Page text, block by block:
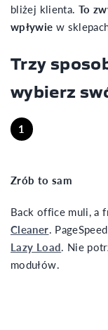
bliżej klienta. To
wpływie w
Trzy
wybierz
1
Zrób to sam
Back office muli, a
Cleaner.
Lazy Load. Nie
modułów.